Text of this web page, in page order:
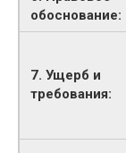
обоснование:
7. Ущерб и
требования: